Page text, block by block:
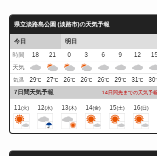
県立淡路島公園 (淡路市)の天気予報
今日
明日
時間
18 21 0 3 6 9 12 15
天気
気温 29℃ 27℃ 26℃ 26℃ 26℃ 29℃ 31℃ 30
7日間天気予報 14日間先までの天気予
11(火) 12(水) 13(木) 14(金) 15(土) 16(日)